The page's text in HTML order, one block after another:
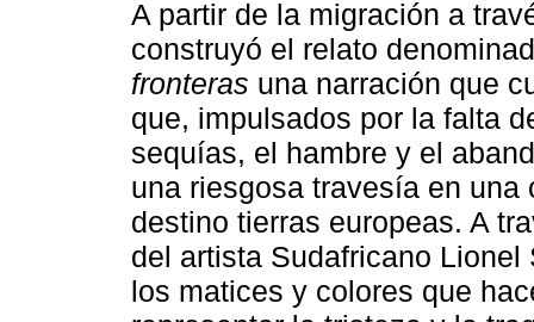
A partir de la migración a
construyó el relato
fronteras una narración que
que, impulsados por la falta
sequías, el hambre y el
una riesgosa travesía en
destino tierras europeas. A
del artista Sudafricano
los matices y colores que